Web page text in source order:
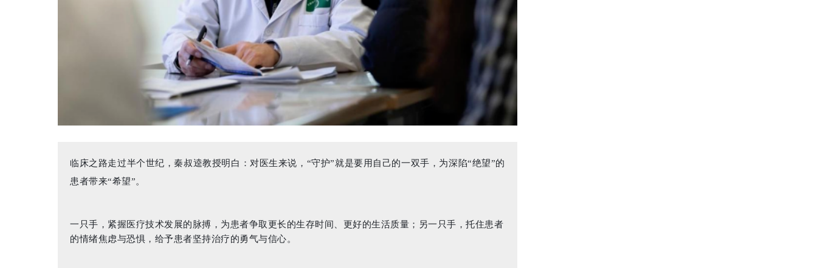
临床之路走过半个世纪，秦叔逵教授明白：对医生来说，“守护”就是要用自己的一双手，为深陷“绝望”的
患者带来“希望”。
一只手，紧握医疗技术发展的脉搏，为患者争取更长的生存时间、更好的生活质量；另一只手，托住患者
的情绪焦虑与恐惧，给予患者坚持治疗的勇气与信心。